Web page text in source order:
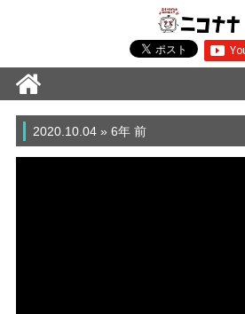
2020.10.04 » 6年 前